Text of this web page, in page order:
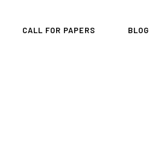
CALL FOR PAPERS BLOG